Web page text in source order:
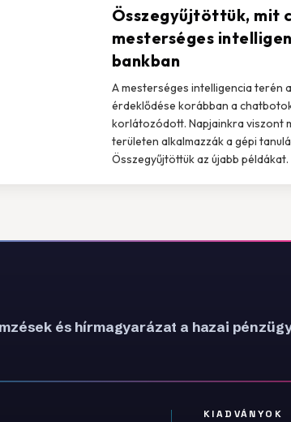
Összegyűjtöttük, mit
mesterséges
bankban
A mesterséges intelligencia terén
érdeklődése korábban a
korlátozódott. Napjainkra viszont
területen alkalmazzák a gépi
Összegyűjtöttük az újabb példákat.
és hírmagyarázat a hazai
KIADVÁNYOK